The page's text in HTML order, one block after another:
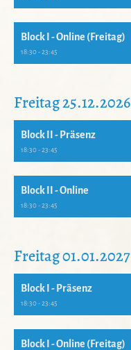
Block I - Online (Freitag)
18:30 - 23:45
Freitag 25.12.2026
Block II - Präsenz
18:30 - 23:45
Block II - Online
18:30 - 23:45
Freitag 01.01.2027
Block I - Präsenz
18:30 - 23:45
Block I - Online (Freitag)